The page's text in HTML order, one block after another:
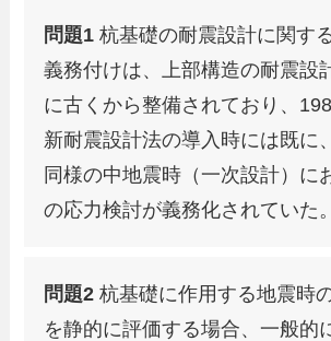
問題1 杭基礎の耐震設計に関す
義務付けは、上部構造の耐震設
に古くから整備されており、
新耐震設計法の導入時には既に
同様の中地震時（一次設計）に
の応力検討が義務化されていた。
問題2 杭基礎に作用する地震時
を静的に評価する場合、一般的